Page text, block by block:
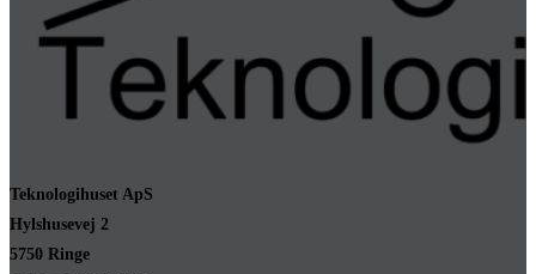
Teknologihuset ApS
Hylshusevej 2
5750 Ringe